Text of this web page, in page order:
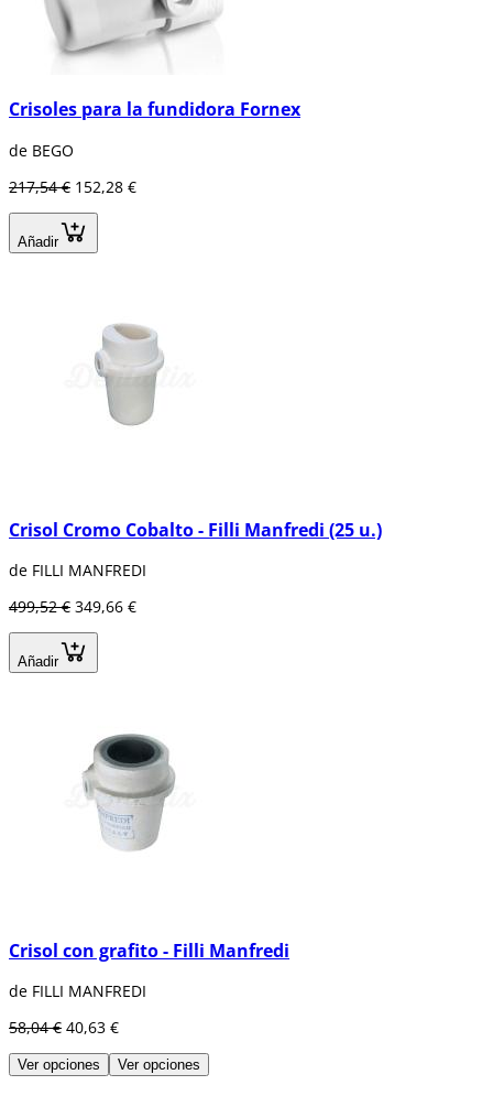
Crisoles para la fundidora Fornex
de BEGO
217,54 € 152,28 €
Añadir
Crisol Cromo Cobalto - Filli Manfredi (25 u.)
de FILLI MANFREDI
499,52 € 349,66 €
Añadir
Crisol con grafito - Filli Manfredi
de FILLI MANFREDI
58,04 € 40,63 €
Ver opciones Ver opciones